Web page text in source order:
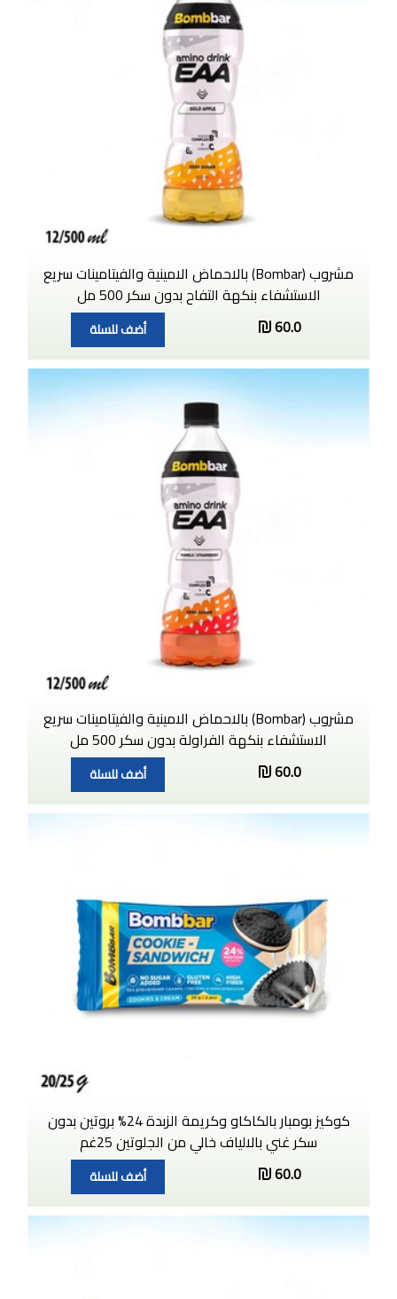
مشروب (Bombar) بالاحماض الامينية والفيتامينات سريع
الاستشفاء بنكهة التفاح بدون سكر 500 مل
60.0
أضف للسلة
مشروب (Bombar) بالاحماض الامينية والفيتامينات سريع
الاستشفاء بنكهة الفراولة بدون سكر 500 مل
60.0
أضف للسلة
كوكيز بومبار بالكاكاو وكريمة الزبدة 24% بروتين بدون
سكر غني بالالياف خالي من الجلوتين 25غم
60.0
أضف للسلة